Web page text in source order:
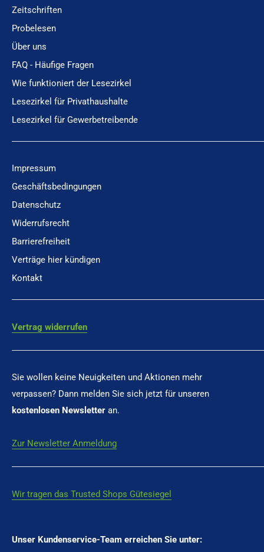
Zeitschriften
Probelesen
Über uns
FAQ - Häufige Fragen
Wie funktioniert der Lesezirkel
Lesezirkel für Privathaushalte
Lesezirkel für Gewerbetreibende
Impressum
Geschäftsbedingungen
Datenschutz
Widerrufsrecht
Barrierefreiheit
Verträge hier kündigen
Kontakt
Vertrag widerrufen
Sie wollen keine Neuigkeiten und Aktionen mehr
verpassen? Dann melden Sie sich jetzt für unseren
kostenlosen Newsletter an.
Zur Newsletter Anmeldung
Wir tragen das Trusted Shops Gütesiegel
Unser Kundenservice-Team erreichen Sie unter: